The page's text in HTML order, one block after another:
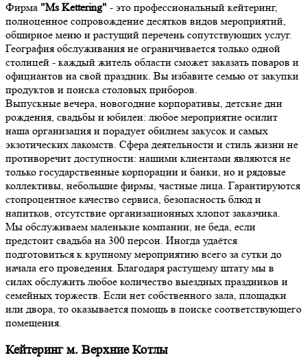
Фирма "Ms Kettering" - это профессиональный кейтеринг,
полноценное сопровождение десятков видов мероприятий,
обширное меню и растущий перечень сопутствующих услуг.
География обслуживания не ограничивается только одной
столицей - каждый житель области сможет заказать поваров и
официантов на свой праздник. Вы избавите семью от закупки
продуктов и поиска столовых приборов.
Выпускные вечера, новогодние корпоративы, детские дни
рождения, свадьбы и юбилеи: любое мероприятие осилит
наша организация и порадует обилием закусок и самых
экзотических лакомств. Сфера деятельности и стиль жизни не
противоречит доступности: нашими клиентами являются не
только государственные корпорации и банки, но и рядовые
коллективы, небольшие фирмы, частные лица. Гарантируются
стопроцентное качество сервиса, безопасность блюд и
напитков, отсутствие организационных хлопот заказчика.
Мы обслуживаем маленькие компании, не беда, если
предстоит свадьба на 300 персон. Иногда удаётся
подготовиться к крупному мероприятию всего за сутки до
начала его проведения. Благодаря растущему штату мы в
силах обслужить любое количество выездных праздников и
семейных торжеств. Если нет собственного зала, площадки
или двора, то оказывается помощь в поиске соответствующего
помещения.
Кейтеринг м. Верхние Котлы